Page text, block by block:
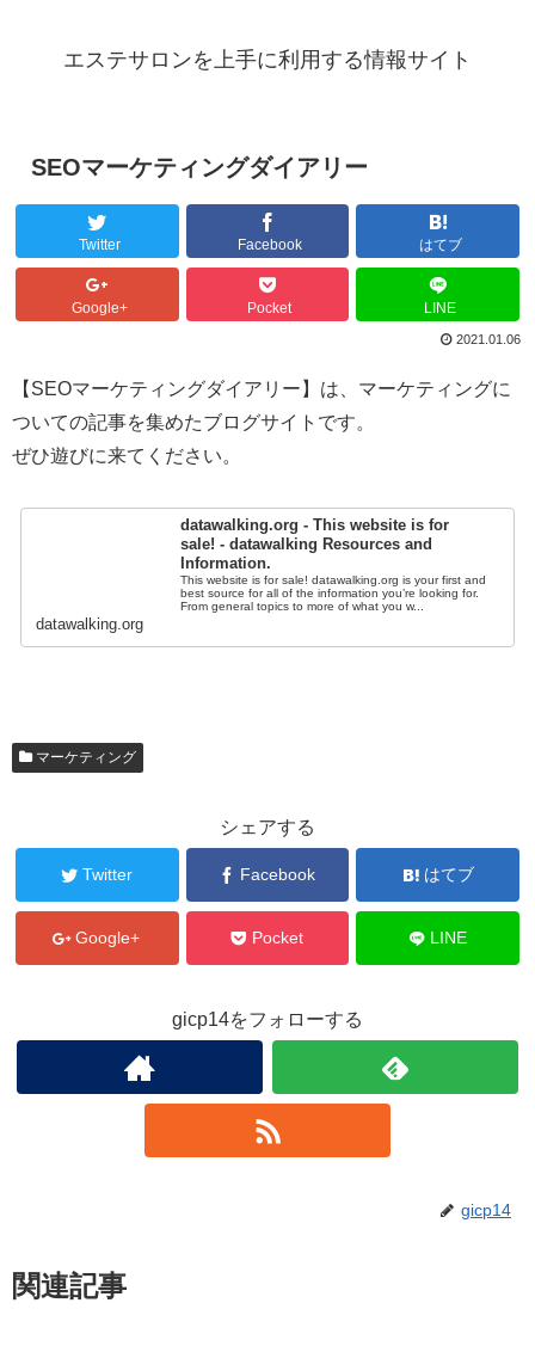
エステサロンを上手に利用する情報サイト
SEOマーケティングダイアリー
Twitter Facebook はてブ
Google+ Pocket LINE
2021.01.06
【SEOマーケティングダイアリー】は、マーケティングに
ついての記事を集めたブログサイトです。
ぜひ遊びに来てください。
datawalking.org - This website is for
sale! - datawalking Resources and
Information.
This website is for sale! datawalking.org is your first and
best source for all of the information you’re looking for.
From general topics to more of what you w...
datawalking.org
マーケティング
シェアする
Twitter Facebook はてブ
Google+ Pocket LINE
gicp14をフォローする
gicp14
関連記事